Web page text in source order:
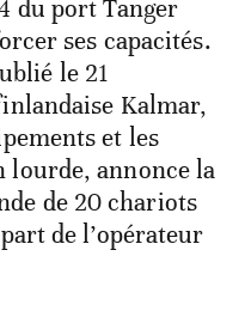
du port Tanger
ses capacités.
le 21
Kalmar,
et les
lourde, annonce la
de 20 chariots
de l’opérateur